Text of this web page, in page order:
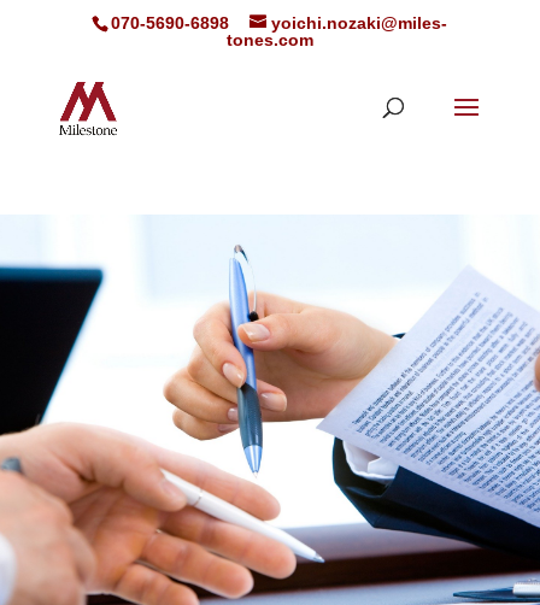
070-5690-6898
yoichi.nozaki@miles-
tones.com